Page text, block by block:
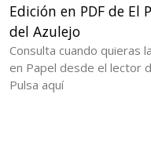
Edición en PDF de El
del Azulejo
Consulta cuando quieras
en Papel desde el lector
Pulsa aquí